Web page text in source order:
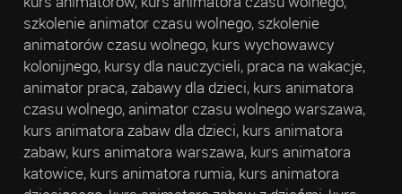
szkolenie animator czasu wolnego, szkolenie
animatorów czasu wolnego, kurs wychowawcy
kolonijnego, kursy dla nauczycieli, praca na wakacje,
animator praca, zabawy dla dzieci, kurs animatora
czasu wolnego, animator czasu wolnego warszawa,
kurs animatora zabaw dla dzieci, kurs animatora
zabaw, kurs animatora warszawa, kurs animatora
katowice, kurs animatora rumia, kurs animatora